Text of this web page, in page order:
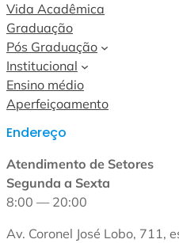
Vida Acadêmica
Graduação
Pós Graduação
Institucional
Ensino médio
Aperfeiçoamento
Endereço
Atendimento de Setores
Segunda a Sexta
8:00 — 20:00
Av. Coronel José Lobo, 711,